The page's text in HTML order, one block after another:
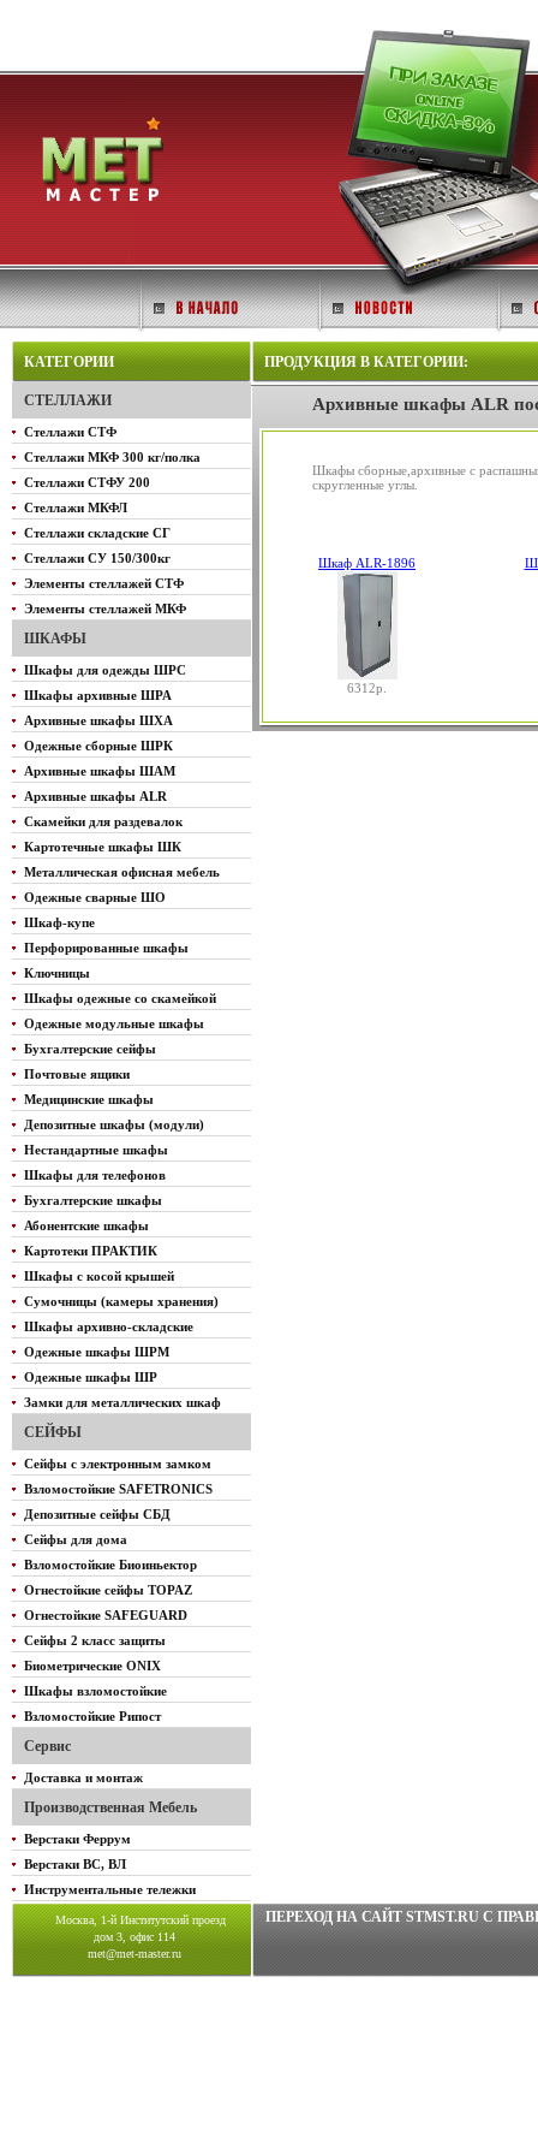
КАТЕГОРИИ
СТЕЛЛАЖИ
Стеллажи СТФ
Стеллажи МКФ 300 кг/полка
Стеллажи СТФУ 200
Стеллажи МКФЛ
Стеллажи складские СГ
Стеллажи СУ 150/300кг
Элементы стеллажей СТФ
Элементы стеллажей МКФ
ШКАФЫ
Шкафы для одежды ШРС
Шкафы архивные ШРА
Архивные шкафы ШХА
Одежные сборные ШРК
Архивные шкафы ШАМ
Архивные шкафы ALR
Скамейки для раздевалок
Картотечные шкафы ШК
Металлическая офисная мебель
Одежные сварные ШО
Шкаф-купе
Перфорированные шкафы
Ключницы
Шкафы одежные со скамейкой
Одежные модульные шкафы
Бухгалтерские сейфы
Почтовые ящики
Медицинские шкафы
Депозитные шкафы (модули)
Нестандартные шкафы
Шкафы для телефонов
Бухгалтерские шкафы
Абонентские шкафы
Картотеки ПРАКТИК
Шкафы с косой крышей
Сумочницы (камеры хранения)
Шкафы архивно-складские
Одежные шкафы ШРМ
Одежные шкафы ШР
Замки для металлических шкаф
СЕЙФЫ
Сейфы с электронным замком
Взломостойкие SAFETRONICS
Депозитные сейфы СБД
Сейфы для дома
Взломостойкие Биоиньектор
Огнестойкие сейфы TOPAZ
Огнестойкие SAFEGUARD
Сейфы 2 класс защиты
Биометрические ONIX
Шкафы взломостойкие
Взломостойкие Рипост
Сервис
Доставка и монтаж
Производственная Мебель
Верстаки Феррум
Верстаки ВС, ВЛ
Инструментальные тележки
ПРОДУКЦИЯ В КАТЕГОРИИ:
Архивные шкафы ALR
Шкафы сборные,архивные с
скругленные углы.
Шкаф ALR-1896
6312р.
Москва, 1-й Институтский проезд
дом 3, офис 114
met@met-master.ru
ПЕРЕХОД НА САЙТ STMST.RU C